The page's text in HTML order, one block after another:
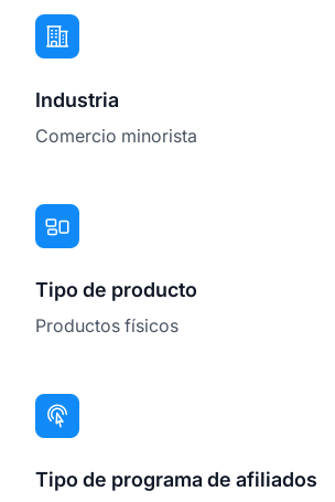
Industria
Comercio minorista
Tipo de producto
Productos físicos
Tipo de programa de afiliados